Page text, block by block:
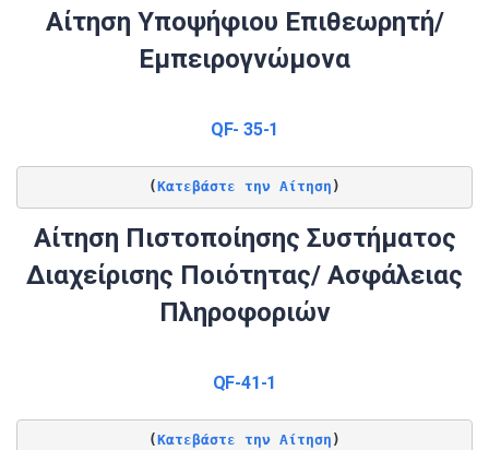
Αίτηση Υποψήφιου Επιθεωρητή/
Εμπειρογνώμονα
QF- 35-1
(Κατεβάστε την Αίτηση )
Αίτηση Πιστοποίησης Συστήματος
Διαχείρισης Ποιότητας/ Ασφάλειας
Πληροφοριών
QF-41-1
(Κατεβάστε την Αίτηση )